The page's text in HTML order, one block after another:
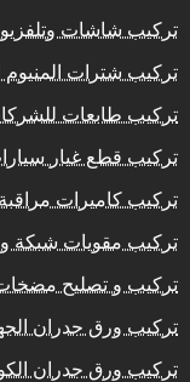
تركيب شاشات
تركيب شترات المنيوم
تركيب طابعات
تركيب قطع غيار
تركيب كاميرات
تركيب مقويات شبكة و
تركيب و تصليح مضخات
تركيب ورق جدران
تركيب ورق جدران